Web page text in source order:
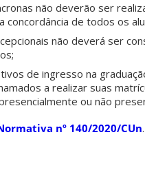
não deverão ser
concordância de todos os
não deverá ser
de ingresso na
a realizar suas
ou não
nº 140/2020/CUn.